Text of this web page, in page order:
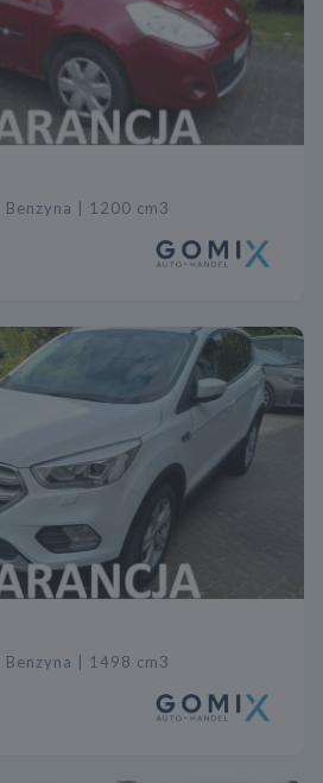
| 1200 cm3
| 1498 cm3